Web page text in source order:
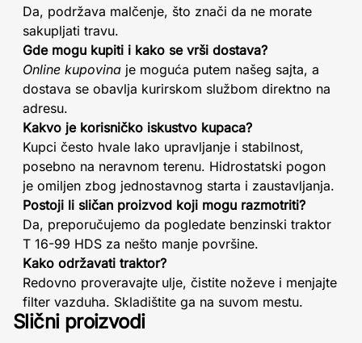
Da, podržava malčenje, što znači da ne morate
sakupljati travu.
Gde mogu kupiti i kako se vrši dostava?
Online kupovina je moguća putem našeg sajta, a
dostava se obavlja kurirskom službom direktno na
adresu.
Kakvo je korisničko iskustvo kupaca?
Kupci često hvale lako upravljanje i stabilnost,
posebno na neravnom terenu. Hidrostatski pogon
je omiljen zbog jednostavnog starta i zaustavljanja.
Postoji li sličan proizvod koji mogu razmotriti?
Da, preporučujemo da pogledate benzinski traktor
T 16-99 HDS za nešto manje površine.
Kako održavati traktor?
Redovno proveravajte ulje, čistite noževe i menjajte
filter vazduha. Skladištite ga na suvom mestu.
Slični proizvodi